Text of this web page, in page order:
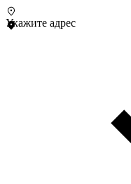
Укажите адрес